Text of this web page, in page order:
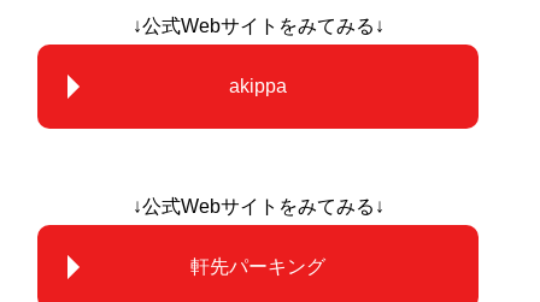
↓公式Webサイトをみてみる↓
akippa
↓公式Webサイトをみてみる↓
軒先パーキング